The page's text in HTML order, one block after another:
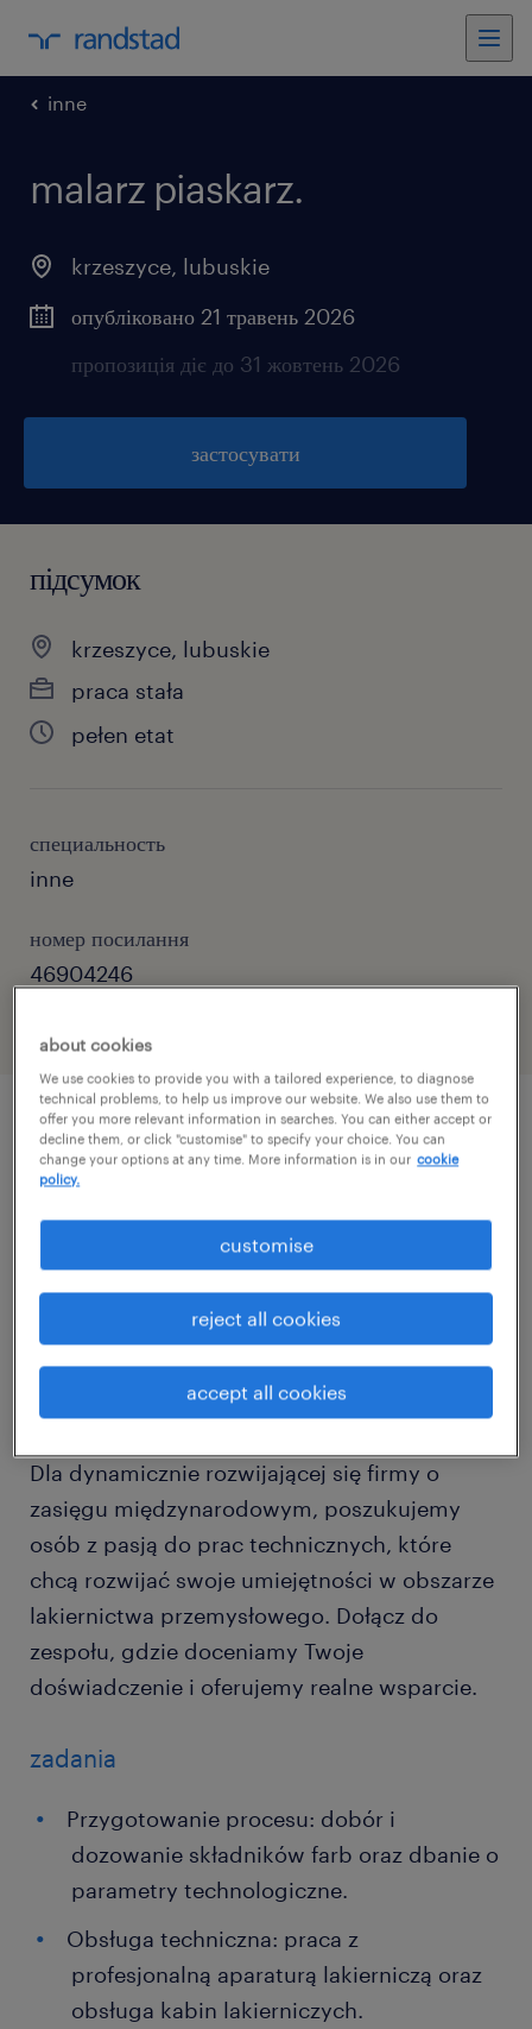
inne
malarz piaskarz.
krzeszyce, lubuskie
опубліковано 21 травень 2026
пропозиція діє до 31 жовтень 2026
застосувати
підсумок
krzeszyce, lubuskie
praca stała
pełen etat
специальность
inne
номер посилання
46904246
описание должности
Malarz - Piaskarz konstrukcji stalowych (k/m),
stała praca, w oparciu umowy o pracę, na 3
zmiany od poniedziałku do piątku
Miejsce pracy: Kostrzyn nad Odrą
Dla dynamicznie rozwijającej się firmy o
zasięgu międzynarodowym, poszukujemy
osób z pasją do prac technicznych, które
chcą rozwijać swoje umiejętności w obszarze
lakiernictwa przemysłowego. Dołącz do
zespołu, gdzie doceniamy Twoje
doświadczenie i oferujemy realne wsparcie.
zadania
Przygotowanie procesu: dobór i
dozowanie składników farb oraz dbanie o
parametry technologiczne.
Obsługa techniczna: praca z
profesjonalną aparaturą lakierniczą oraz
obsługa kabin lakierniczych.
about cookies
We use cookies to provide you with a tailored experience, to diagnose
technical problems, to help us improve our website. We also use them to
offer you more relevant information in searches. You can either accept or
decline them, or click "customise" to specify your choice. You can
change your options at any time. More information is in our cookie
policy.
accept all cookies
reject all cookies
customise